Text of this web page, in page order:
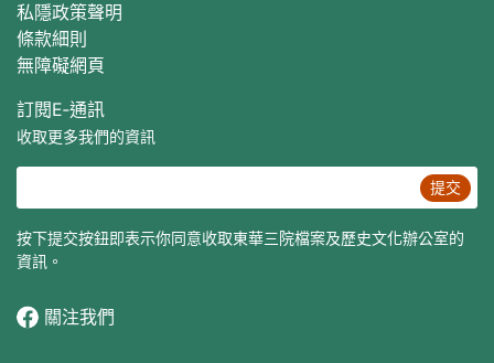
私隱政策聲明
條款細則
無障礙網頁
訂閱E‐通訊
收取更多我們的資訊
提交
按下提交按鈕即表示你同意收取東華三院檔案及歷史文化辦公室的
資訊。
關注我們